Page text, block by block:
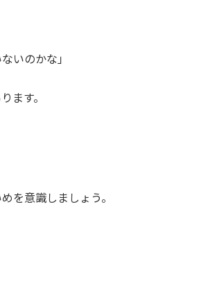
いのかな」
ます。
を意識しましょう。